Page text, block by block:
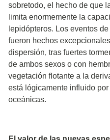
sobretodo, el hecho de que
limita enormemente la
lepidópteros. Los eventos
fueron hechos
dispersión, tras fuertes
de ambos sexos o con
vegetación flotante a la
está lógicamente influido
oceánicas.